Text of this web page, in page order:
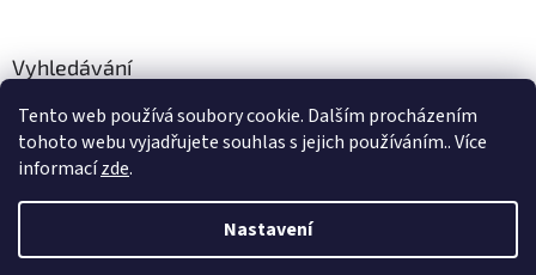
Tento web používá soubory cookie. Dalším procházením
tohoto webu vyjadřujete souhlas s jejich používáním.. Více
informacízde.
Nastavení
Vyhledávání
HLEDAT
Vytvořil Shoptet